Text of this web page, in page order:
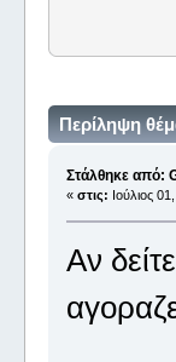
Περίληψη
Στάλθηκε από:
« στις: Ιούλιος
Αν